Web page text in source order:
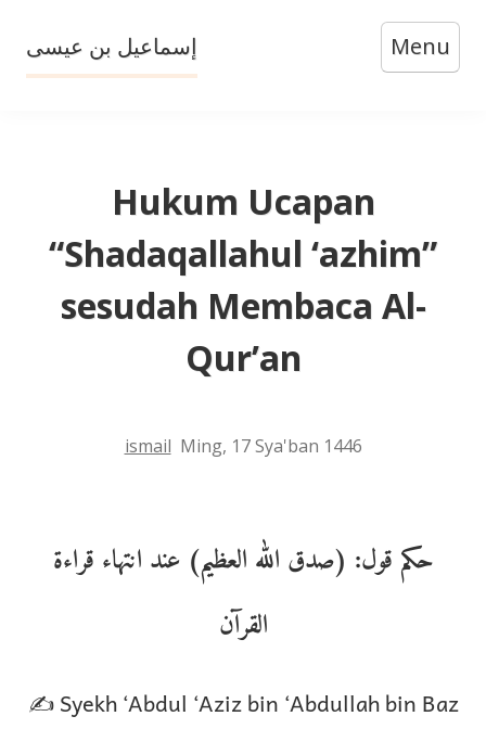
content
إسماعيل بن عيسى Menu
Hukum Ucapan
“Shadaqallahul ‘azhim”
sesudah Membaca Al-
Qur’an
ismail Ming, 17 Sya'ban 1446
حكم قول: (صدق الله العظيم) عند انتهاء قراءة
القرآن
✍️ Syekh ‘Abdul ‘Aziz bin ‘Abdullah bin Baz